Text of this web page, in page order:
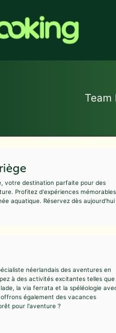
Team
votre destination parfaite pour des
Profitez d'expériences mémorables
aquatique. Réservez dès aujourd'hui
néerlandais des aventures en
à des activités excitantes telles que
la via ferrata et la spéléologie
également des vacances
pour l'aventure ?